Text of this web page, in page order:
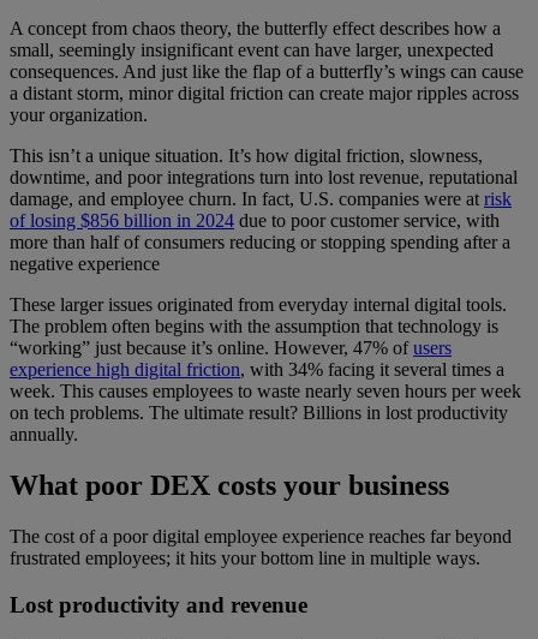
A concept from chaos theory, the butterfly effect describes how a
small, seemingly insignificant event can have larger, unexpected
consequences. And just like the flap of a butterfly’s wings can cause
a distant storm, minor digital friction can create major ripples across
your organization.
This isn’t a unique situation. It’s how digital friction, slowness,
downtime, and poor integrations turn into lost revenue, reputational
damage, and employee churn. In fact, U.S. companies were at risk
of losing $856 billion in 2024 due to poor customer service, with
more than half of consumers reducing or stopping spending after a
negative experience
These larger issues originated from everyday internal digital tools.
The problem often begins with the assumption that technology is
“working” just because it’s online. However, 47% ofusers
experience high digital friction, with 34% facing it several times a
week. This causes employees to waste nearly seven hours per week
on tech problems. The ultimate result? Billions in lost productivity
annually.
What poor DEX costs your business
The cost of a poor digital employee experience reaches far beyond
frustrated employees; it hits your bottom line in multiple ways.
Lost productivity and revenue